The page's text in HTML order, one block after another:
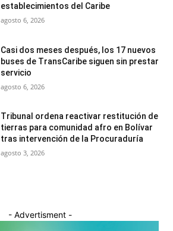
establecimientos del Caribe
agosto 6, 2026
Casi dos meses después, los 17 nuevos
buses de TransCaribe siguen sin prestar
servicio
agosto 6, 2026
Tribunal ordena reactivar restitución de
tierras para comunidad afro en Bolívar
tras intervención de la Procuraduría
agosto 3, 2026
- Advertisment -